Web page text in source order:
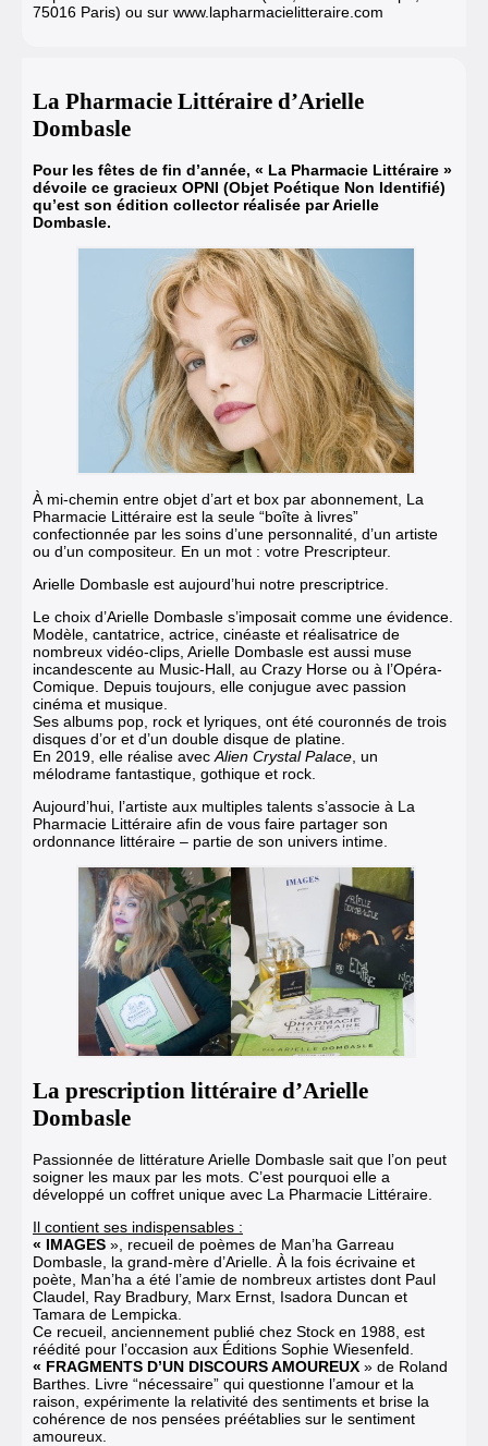
75016 Paris) ou sur www.lapharmacielitteraire.com
La Pharmacie Littéraire d’Arielle
Dombasle
Pour les fêtes de fin d’année, « La Pharmacie Littéraire »
dévoile ce gracieux OPNI (Objet Poétique Non Identifié)
qu’est son édition collector réalisée par Arielle
Dombasle.
À mi-chemin entre objet d’art et box par abonnement, La
Pharmacie Littéraire est la seule “boîte à livres”
confectionnée par les soins d’une personnalité, d’un artiste
ou d’un compositeur. En un mot : votre Prescripteur.
Arielle Dombasle est aujourd’hui notre prescriptrice.
Le choix d’Arielle Dombasle s’imposait comme une évidence.
Modèle, cantatrice, actrice, cinéaste et réalisatrice de
nombreux vidéo-clips, Arielle Dombasle est aussi muse
incandescente au Music-Hall, au Crazy Horse ou à l’Opéra-
Comique. Depuis toujours, elle conjugue avec passion
cinéma et musique.
Ses albums pop, rock et lyriques, ont été couronnés de trois
disques d’or et d’un double disque de platine.
En 2019, elle réalise avec Alien Crystal Palace , un
mélodrame fantastique, gothique et rock.
Aujourd’hui, l’artiste aux multiples talents s’associe à La
Pharmacie Littéraire afin de vous faire partager son
ordonnance littéraire – partie de son univers intime.
La prescription littéraire d’Arielle
Dombasle
Passionnée de littérature Arielle Dombasle sait que l’on peut
soigner les maux par les mots. C’est pourquoi elle a
développé un coffret unique avec La Pharmacie Littéraire.
Il contient ses indispensables :
« IMAGES », recueil de poèmes de Man’ha Garreau
Dombasle, la grand-mère d’Arielle. À la fois écrivaine et
poète, Man’ha a été l’amie de nombreux artistes dont Paul
Claudel, Ray Bradbury, Marx Ernst, Isadora Duncan et
Tamara de Lempicka.
Ce recueil, anciennement publié chez Stock en 1988, est
réédité pour l’occasion aux Éditions Sophie Wiesenfeld.
« FRAGMENTS D’UN DISCOURS AMOUREUX » de Roland
Barthes. Livre “nécessaire” qui questionne l’amour et la
raison, expérimente la relativité des sentiments et brise la
cohérence de nos pensées préétablies sur le sentiment
amoureux.